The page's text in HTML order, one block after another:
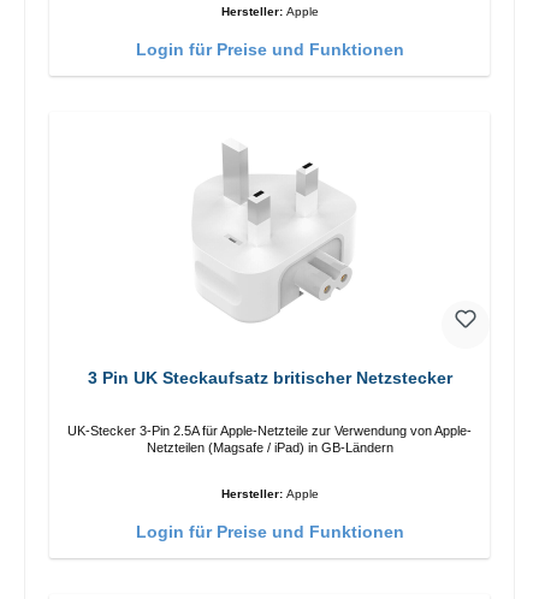
Hersteller: Apple
Login für Preise und Funktionen
3 Pin UK Steckaufsatz britischer Netzstecker
UK-Stecker 3-Pin 2.5A für Apple-Netzteile zur Verwendung von Apple-
Netzteilen (Magsafe / iPad) in GB-Ländern
Hersteller: Apple
Login für Preise und Funktionen